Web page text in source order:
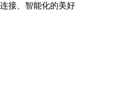
接、智能化的美好